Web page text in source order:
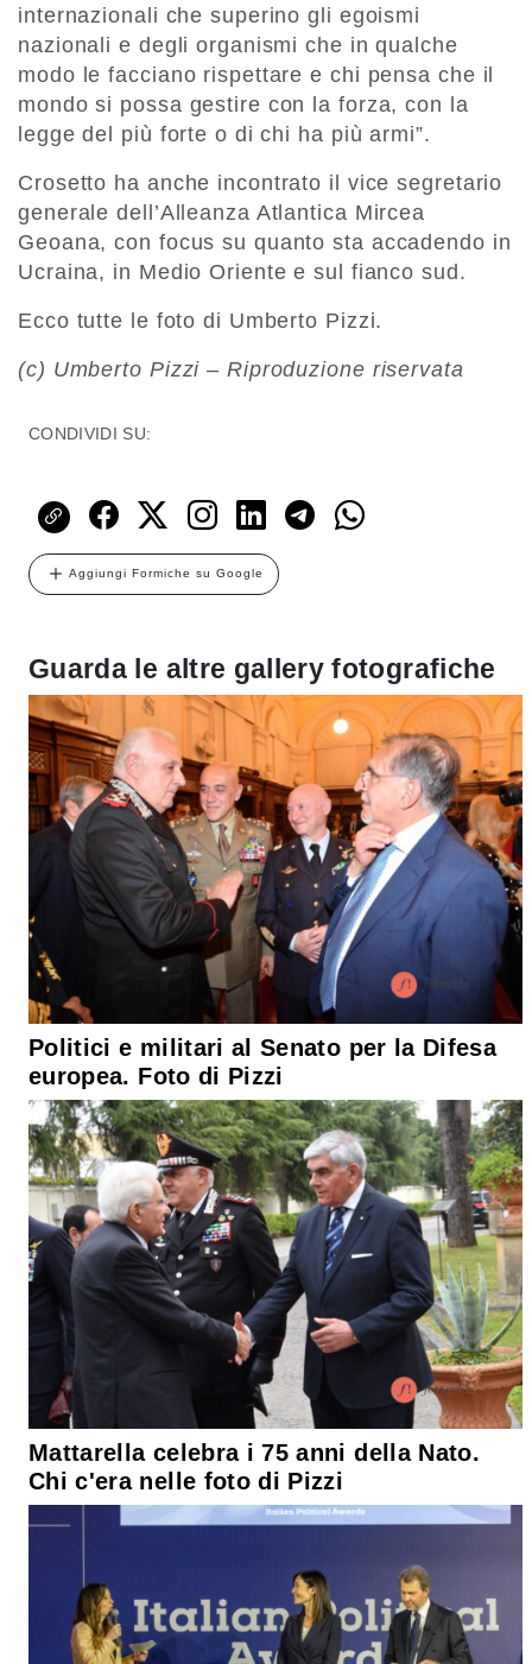
internazionali che superino gli egoismi
nazionali e degli organismi che in qualche
modo le facciano rispettare e chi pensa che il
mondo si possa gestire con la forza, con la
legge del più forte o di chi ha più armi”.
Crosetto ha anche incontrato il vice segretario
generale dell’Alleanza Atlantica Mircea
Geoana, con focus su quanto sta accadendo in
Ucraina, in Medio Oriente e sul fianco sud.
Ecco tutte le foto di Umberto Pizzi.
(c) Umberto Pizzi – Riproduzione riservata
CONDIVIDI SU:
Aggiungi Formiche su Google
Guarda le altre gallery fotografiche
Politici e militari al Senato per la Difesa
europea. Foto di Pizzi
Mattarella celebra i 75 anni della Nato.
Chi c'era nelle foto di Pizzi